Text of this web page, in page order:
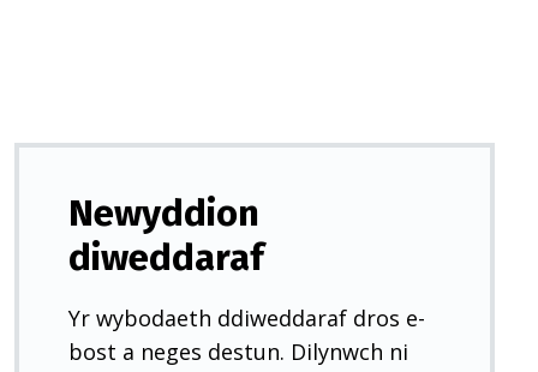
Newyddion
diweddaraf
Yr wybodaeth ddiweddaraf dros e-
bost a neges destun. Dilynwch ni